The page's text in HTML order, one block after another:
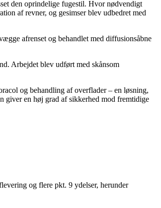
den oprindelige fugestil. Hvor nødvendigt
af revner, og gesimser blev udbedret med
afrenset og behandlet med diffusionsåbne
Arbejdet blev udført med skånsom
og behandling af overflader – en løsning,
giver en høj grad af sikkerhed mod fremtidige
og flere pkt. 9 ydelser, herunder